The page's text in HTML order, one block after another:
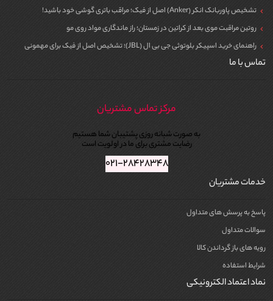
تشخیص پاوربانک انکر (Anker) اصل از فیک؛ مراقب باتری گوشی خود باشید!
روتین مراقبت موی بعد از کراتین در زمستان؛ راز ماندگاری مواد روی مو
راهنمای خرید اسپیکر بلوتوثی جی بی ال (JBL)؛ تشخیص اصل از فیک برای مهمونی
تماس با ما
مرکز تماس مشتریان
به صورت شبانه روزی پشتیبان شما هستیم
رضایت مشتری برای ما در اولویت است
۰۲۱-۲۸۴۲۸۳۴۸
خدمات مشتریان
پاسخ به پرسش های متداول
سوالات متداول
رویه های باز گرداندن کالا
شرایط استفاده
نماد اعتماد الکترونیکی